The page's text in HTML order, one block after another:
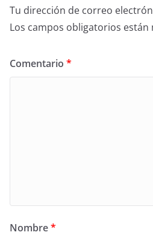
Tu dirección de correo
Los campos obligatorios están
Comentario *
Nombre*